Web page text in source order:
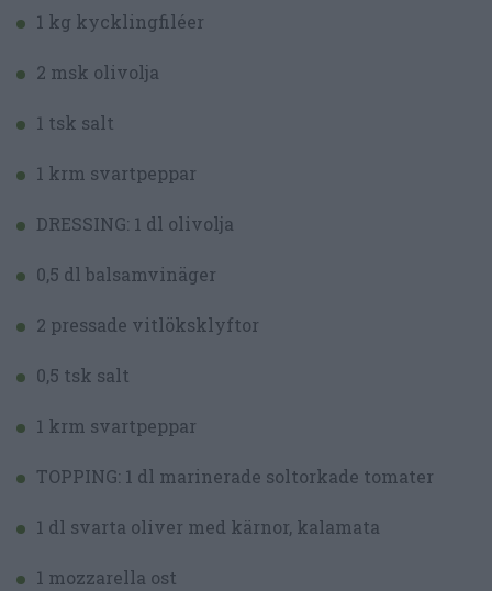
1 kg kycklingfiléer
2 msk olivolja
1 tsk salt
1 krm svartpeppar
DRESSING: 1 dl olivolja
0,5 dl balsamvinäger
2 pressade vitlöksklyftor
0,5 tsk salt
1 krm svartpeppar
TOPPING: 1 dl marinerade soltorkade tomater
1 dl svarta oliver med kärnor, kalamata
1 mozzarella ost